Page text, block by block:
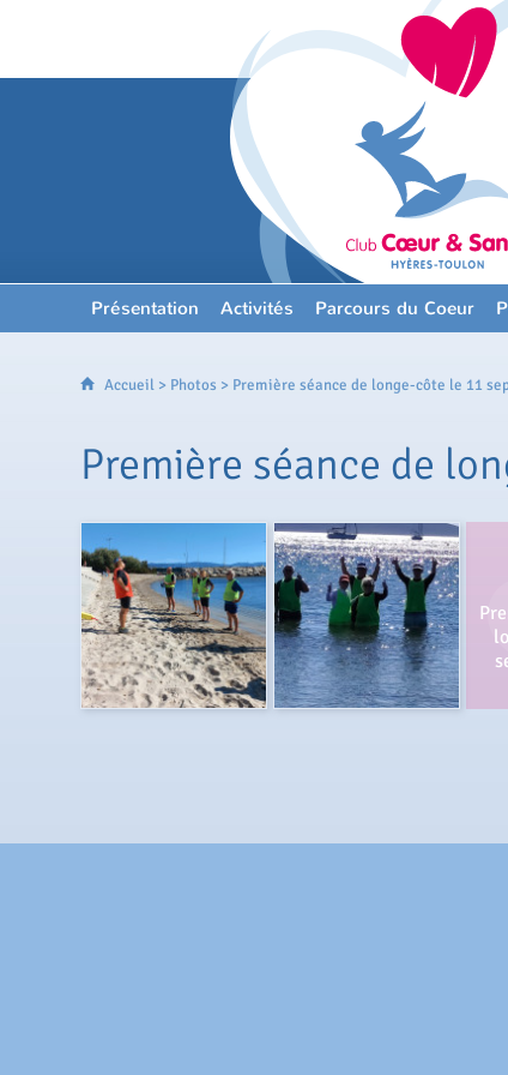
Présentation Activités Parcours du Coeur
Accueil > Photos > Première séance de longe-côte le 11
Première séance de